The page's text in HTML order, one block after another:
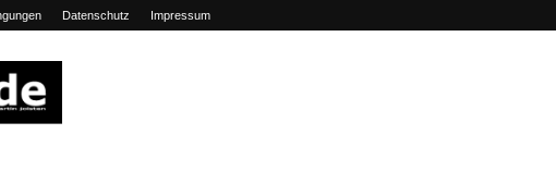
Datenschutz Impressum